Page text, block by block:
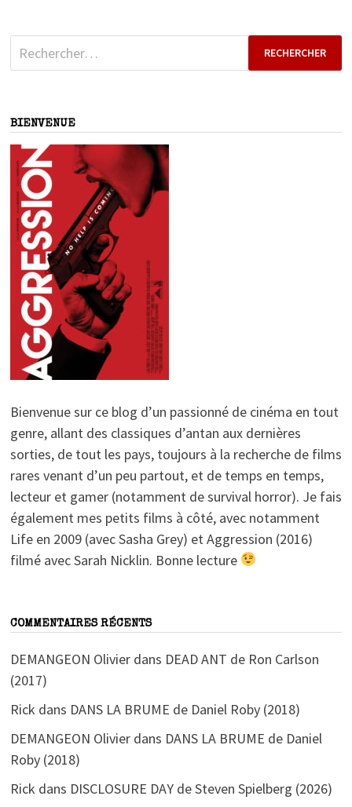
Rechercher :
BIENVENUE
Bienvenue sur ce blog d’un passionné de cinéma en tout
genre, allant des classiques d’antan aux dernières
sorties, de tout les pays, toujours à la recherche de films
rares venant d’un peu partout, et de temps en temps,
lecteur et gamer (notamment de survival horror). Je fais
également mes petits films à côté, avec notamment
Life en 2009 (avec Sasha Grey) et Aggression (2016)
filmé avec Sarah Nicklin. Bonne lecture
COMMENTAIRES RÉCENTS
DEMANGEON Olivierdans DEAD ANT de Ron Carlson
(2017)
Rick dans DANS LA BRUME de Daniel Roby (2018)
DEMANGEON Olivierdans DANS LA BRUME de Daniel
Roby (2018)
Rick dans DISCLOSURE DAY de Steven Spielberg (2026)